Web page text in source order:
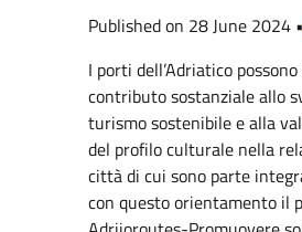
Published on 28 June 2024 •
I porti dell’Adriatico
contributo sostanziale allo
turismo sostenibile e alla
del profilo culturale nella
città di cui sono parte
con questo orientamento il